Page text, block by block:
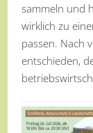
sammeln und
wirklich zu
passen. Nach
entschieden,